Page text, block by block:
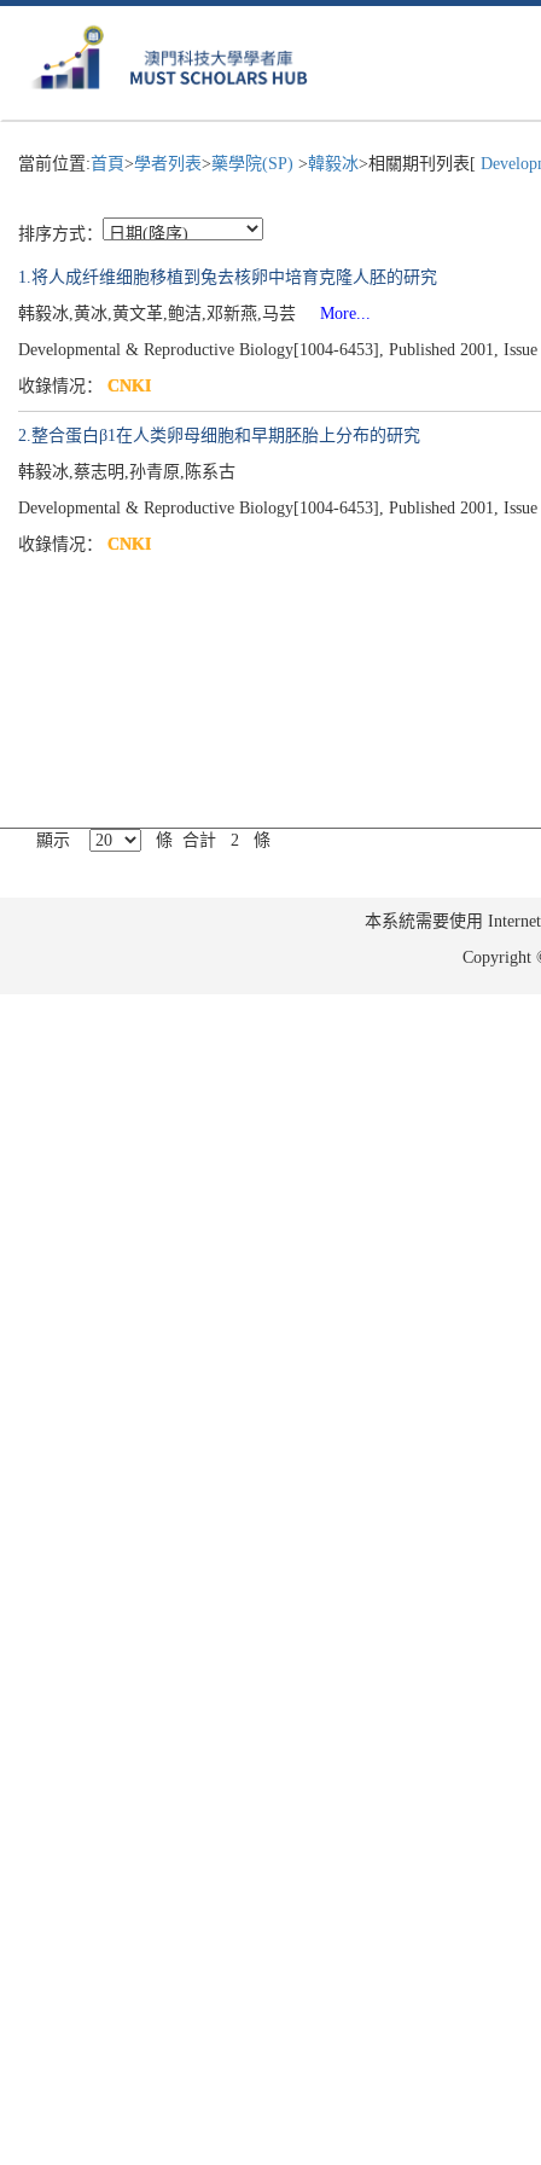
當前位置:首頁>學者列表>藥學院(SP) >韓毅冰>相關期刊列表[
排序方式：
1.将人成纤维细胞移植到兔去核卵中培育克隆人胚的研究
韩毅冰,黄冰,黄文革,鲍洁,邓新燕,马芸
More...
Developmental & Reproductive Biology[1004-6453], Published 2001, Issue
收錄情况： CNKI
2.整合蛋白β1在人类卵母细胞和早期胚胎上分布的研究
韩毅冰,蔡志明,孙青原,陈系古
Developmental & Reproductive Biology[1004-6453], Published 2001, Issue
收錄情况： CNKI
顯示 條 合計 2 條
本系統需要使用
Copyright